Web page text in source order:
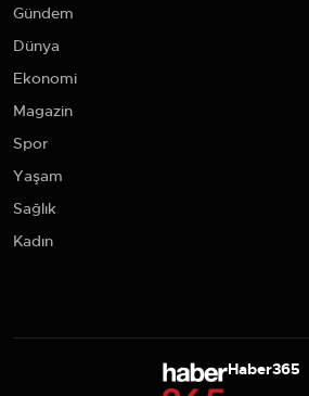
Gündem
Dünya
Ekonomi
Magazin
Spor
Yaşam
Sağlık
Kadın
Haber365